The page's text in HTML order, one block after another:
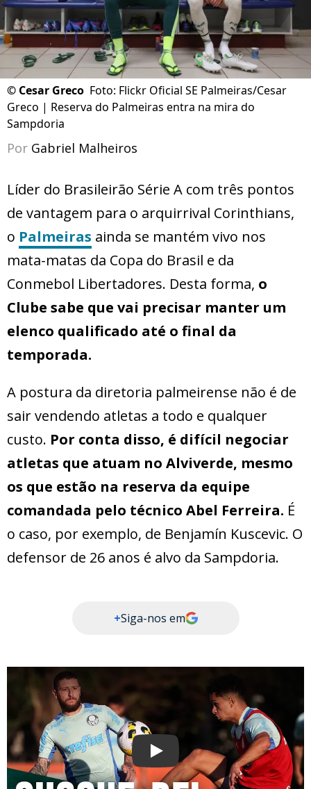
© Cesar Greco Foto: Flickr Oficial SE Palmeiras/Cesar
Greco | Reserva do Palmeiras entra na mira do
Sampdoria
Por Gabriel Malheiros
Líder do Brasileirão Série A com três pontos
de vantagem para o arquirrival Corinthians,
o Palmeiras ainda se mantém vivo nos
mata-matas da Copa do Brasil e da
Conmebol Libertadores. Desta forma, o
Clube sabe que vai precisar manter um
elenco qualificado até o final da
temporada.
A postura da diretoria palmeirense não é de
sair vendendo atletas a todo e qualquer
custo. Por conta disso, é difícil negociar
atletas que atuam no Alviverde, mesmo
os que estão na reserva da equipe
comandada pelo técnico Abel Ferreira. É
o caso, por exemplo, de Benjamín Kuscevic. O
defensor de 26 anos é alvo da Sampdoria.
+Siga-nos em
Play